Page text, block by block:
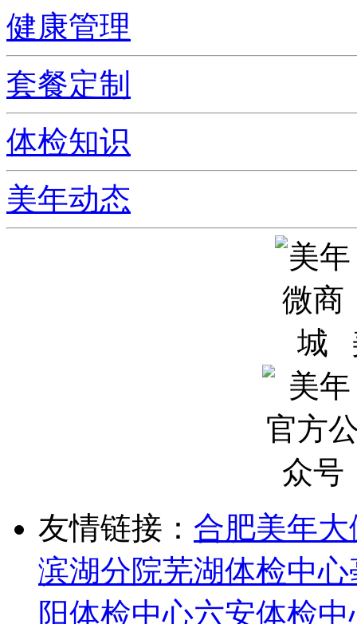
健康管理
套餐定制
体检知识
美年动态
友情链接： 合肥美年
滨湖分院芜湖体检中心
阳体检中心六安体检中